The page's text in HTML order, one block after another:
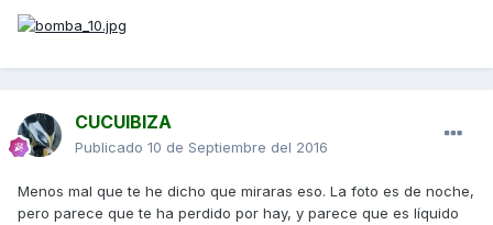
CUCUIBIZA
Publicado 10 de Septiembre del 2016
Menos mal que te he dicho que miraras eso. La foto es de noche,
pero parece que te ha perdido por hay, y parece que es líquido